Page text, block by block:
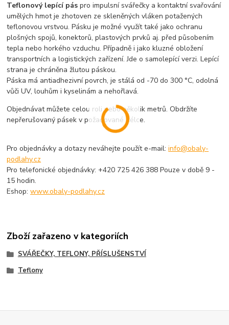
Teflonový lepící pás pro impulsní svářečky a kontaktní svařování
umělých hmot je zhotoven ze skleněných vláken potažených
teflonovou vrstvou. Pásku je možné využít také jako ochranu
plošných spojů, konektorů, plastových prvků aj. před působením
tepla nebo horkého vzduchu. Případně i jako kluzné obložení
transportních a logistických zařízení. Jde o samolepící verzi. Lepící
strana je chráněna žlutou páskou.
Páska má antiadhezivní povrch, je stálá od -70 do 300 °C, odolná
vůči UV, louhům i kyselinám a nehořlavá.
Objednávat můžete celou roli nebo několik metrů. Obdržíte
nepřerušovaný pásek v požadované délce.
Pro objednávky a dotazy neváhejte použít e-mail:info@obaly-
podlahy.cz
Pro telefonické objednávky: +420 725 426 388 Pouze v době 9 -
15 hodin.
Eshop:www.obaly-podlahy.cz
Zboží zařazeno v kategoriích
SVÁŘEČKY, TEFLONY, PŘÍSLUŠENSTVÍ
Teflony